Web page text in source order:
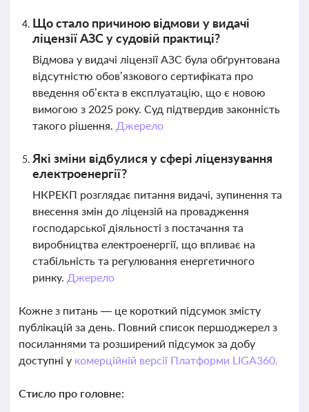
Що стало причиною відмови у видачі
ліцензії АЗС у судовій практиці?
Відмова у видачі ліцензії АЗС була обґрунтована
відсутністю обов’язкового сертифіката про
введення об’єкта в експлуатацію, що є новою
вимогою з 2025 року. Суд підтвердив законність
такого рішення. Джерело
Які зміни відбулися у сфері ліцензування
електроенергії?
НКРЕКП розглядає питання видачі, зупинення та
внесення змін до ліцензій на провадження
господарської діяльності з постачання та
виробництва електроенергії, що впливає на
стабільність та регулювання енергетичного
ринку. Джерело
Кожне з питань — це короткий підсумок змісту
публікацій за день. Повний список першоджерел з
посиланнями та розширений підсумок за добу
доступні у комерційній версії Платформи LIGA360.
Стисло про головне: